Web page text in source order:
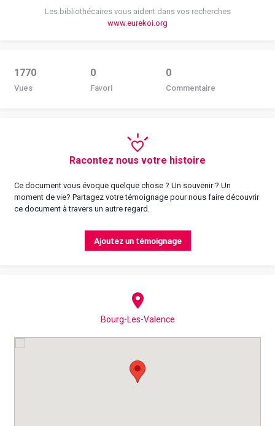
Les bibliothécaires vous aident dans vos recherches
www.eurekoi.org
1770
Vues
0
Favori
0
Commentaire
Racontez nous votre histoire
Ce document vous évoque quelque chose ? Un souvenir ? Un
moment de vie? Partagez votre témoignage pour nous faire découvrir
ce document à travers un autre regard.
Ajoutez un témoignage
Bourg-Les-Valence